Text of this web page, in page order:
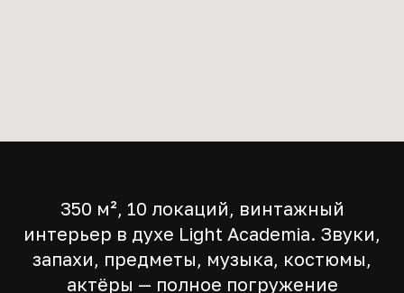
350 м², 10 локаций, винтажный
интерьер в духе Light Academia. Звуки,
запахи, предметы, музыка, костюмы,
актёры — полное погружение